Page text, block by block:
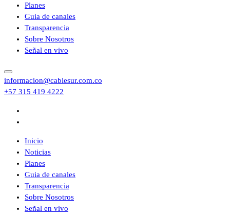
Planes
Guia de canales
Transparencia
Sobre Nosotros
Señal en vivo
informacion@cablesur.com.co
+57 315 419 4222
Inicio
Noticias
Planes
Guia de canales
Transparencia
Sobre Nosotros
Señal en vivo